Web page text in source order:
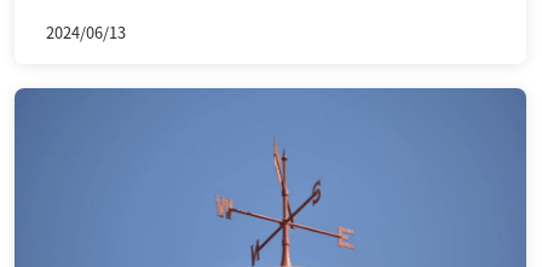
2024/06/13